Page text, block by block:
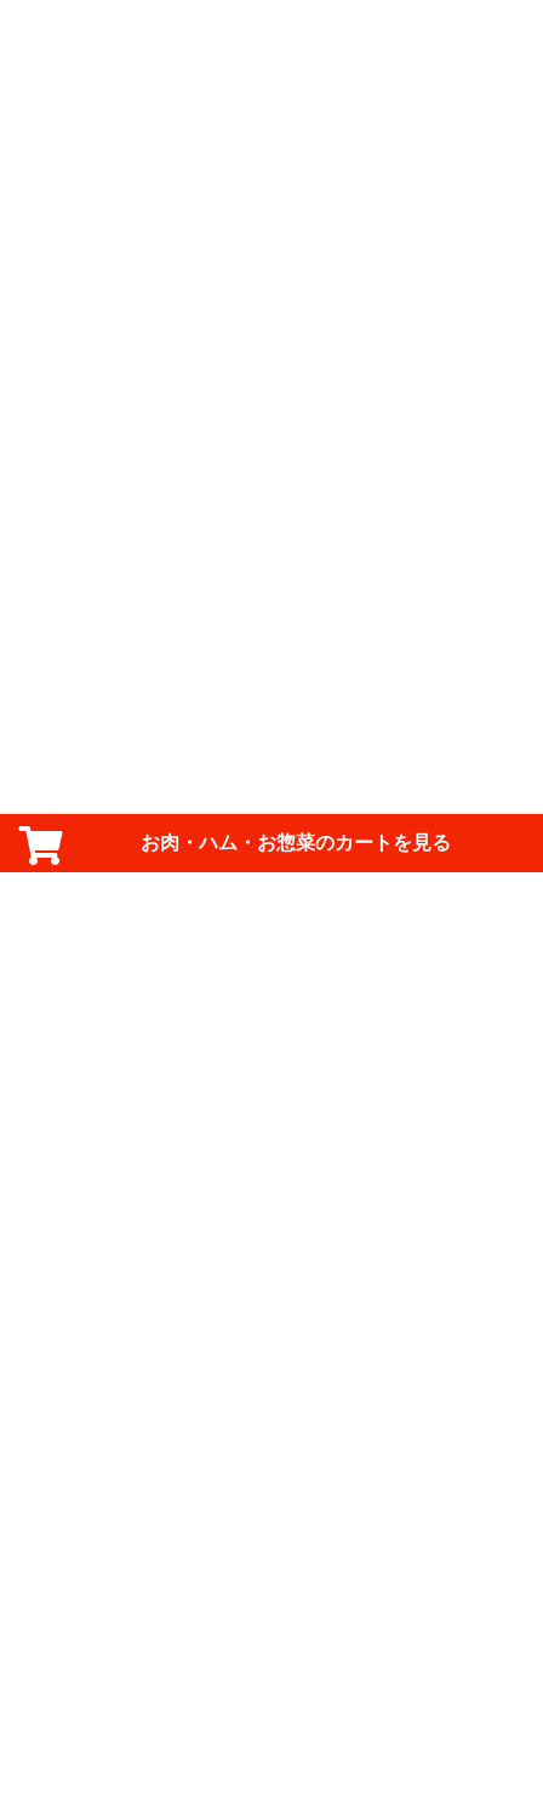
お肉・ハム・お惣菜のカートを見る